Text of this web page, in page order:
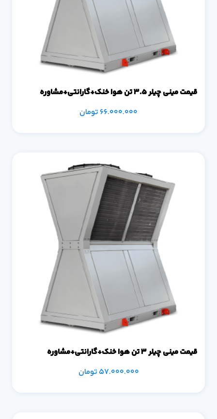
قیمت مینی چیلر 3.5 تن هوا خنک+گارانتی+مشاوره
66.000.000تومان
قیمت مینی چیلر 3 تن هوا خنک+گارانتی+مشاوره
57.000.000تومان